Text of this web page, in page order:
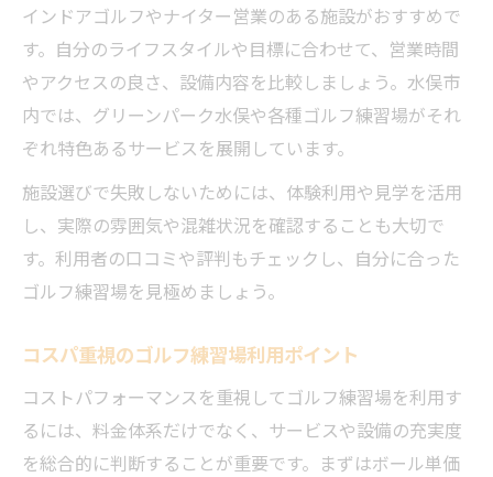
時間制打ち放題と従量制の違いを理解しよ
う
ゴルフ練習場でコスパよく練習するコツ
設備やプラン比較で理想の練習場を探す
各練習場プランの特徴と比較ポイントを押
さえる
コスパ良好なゴルフ練習場プランの選び方
ント
水俣市ゴルフ練習場の人気プラン比較のコ
ツ
レッスンも充実した練習場選びを考える
インドアゴルフやナイター営業のある施設がおすすめで
す。自分のライフスタイルや目標に合わせて、営業時間
やアクセスの良さ、設備内容を比較しましょう。水俣市
内では、グリーンパーク水俣や各種ゴルフ練習場がそれ
ぞれ特色あるサービスを展開しています。
施設選びで失敗しないためには、体験利用や見学を活用
し、実際の雰囲気や混雑状況を確認することも大切で
す。利用者の口コミや評判もチェックし、自分に合った
ゴルフ練習場を見極めましょう。
コスパ重視のゴルフ練習場利用ポイント
コストパフォーマンスを重視してゴルフ練習場を利用す
るには、料金体系だけでなく、サービスや設備の充実度
を総合的に判断することが重要です。まずはボール単価